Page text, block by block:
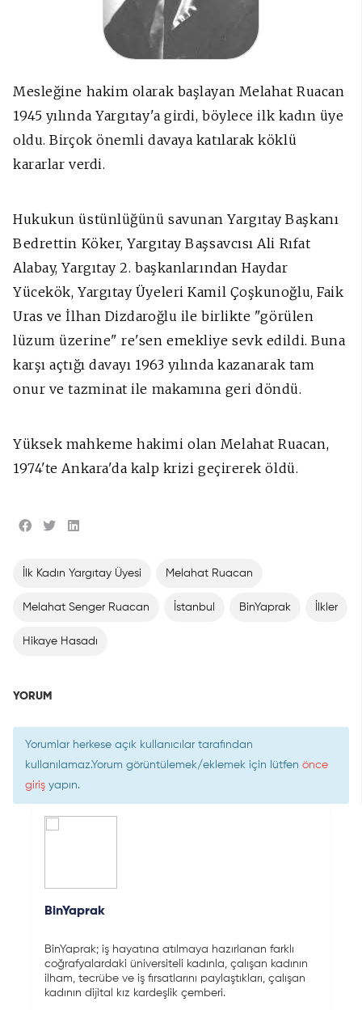
Mesleğine hakim olarak başlayan Melahat Ruacan
1945 yılında Yargıtay'a girdi, böylece ilk kadın üye
oldu. Birçok önemli davaya katılarak köklü
kararlar verdi.
Hukukun üstünlüğünü savunan Yargıtay Başkanı
Bedrettin Köker, Yargıtay Başsavcısı Ali Rıfat
Alabay, Yargıtay 2. başkanlarından Haydar
Yücekök, Yargıtay Üyeleri Kamil Çoşkunoğlu, Faik
Uras ve İlhan Dizdaroğlu ile birlikte "görülen
lüzum üzerine" re'sen emekliye sevk edildi. Buna
karşı açtığı davayı 1963 yılında kazanarak tam
onur ve tazminat ile makamına geri döndü.
Yüksek mahkeme hakimi olan Melahat Ruacan,
1974'te Ankara'da kalp krizi geçirerek öldü.
İlk Kadın Yargıtay Üyesi Melahat Ruacan
Melahat Senger Ruacan İstanbul BinYaprak İlkler
Hikaye Hasadı
YORUM
Yorumlar herkese açık kullanıcılar tarafından
kullanılamaz.Yorum görüntülemek/eklemek için lütfen önce
giriş yapın.
BinYaprak
BinYaprak; iş hayatına atılmaya hazırlanan farklı
coğrafyalardaki üniversiteli kadınla, çalışan kadının
ilham, tecrübe ve iş fırsatlarını paylaştıkları, çalışan
kadının dijital kız kardeşlik çemberi.